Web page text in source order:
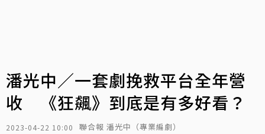
潘光中／一套劇挽救平台全年營
收 《狂飆》到底是有多好看？
2023-04-22 10:00 聯合報 潘光中（專業編劇）